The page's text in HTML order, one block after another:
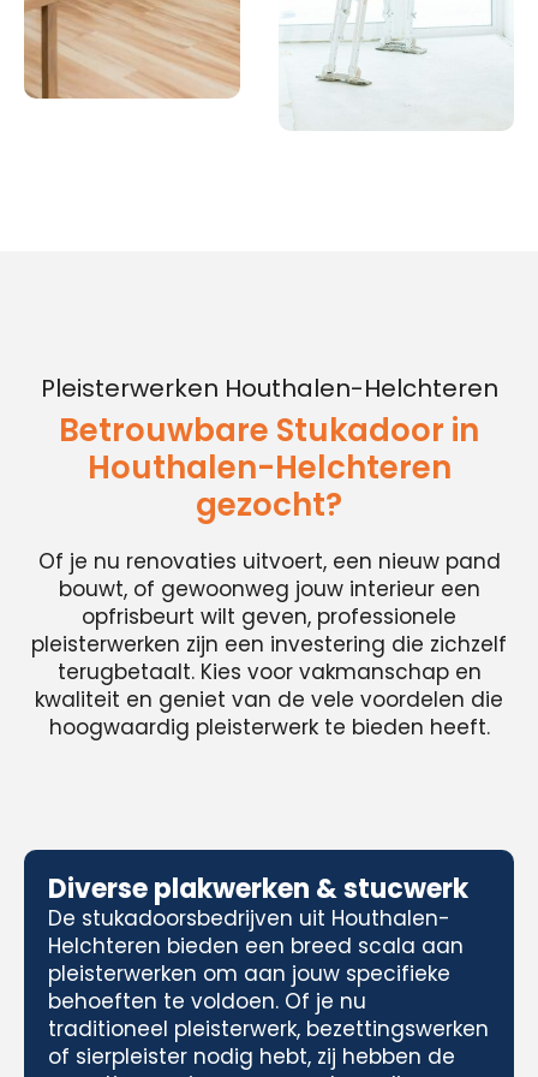
Pleisterwerken Houthalen-Helchteren
Betrouwbare Stukadoor in
Houthalen-Helchteren
gezocht?
Of je nu renovaties uitvoert, een nieuw pand
bouwt, of gewoonweg jouw interieur een
opfrisbeurt wilt geven, professionele
pleisterwerken zijn een investering die zichzelf
terugbetaalt. Kies voor vakmanschap en
kwaliteit en geniet van de vele voordelen die
hoogwaardig pleisterwerk te bieden heeft.
Diverse plakwerken & stucwerk
De stukadoorsbedrijven uit Houthalen-
Helchteren bieden een breed scala aan
pleisterwerken om aan jouw specifieke
behoeften te voldoen. Of je nu
traditioneel pleisterwerk, bezettingswerken
of sierpleister nodig hebt, zij hebben de